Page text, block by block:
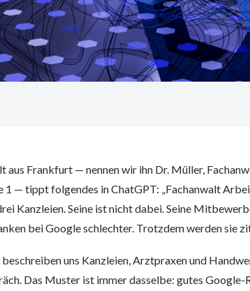
aus Frankfurt — nennen wir ihn Dr. Müller,
1 — tippt folgendes in ChatGPT: „Fachanwalt
Kanzleien. Seine ist nicht dabei. Seine
bei Google schlechter. Trotzdem werden sie
beschreiben uns Kanzleien, Arztpraxen und
Das Muster ist immer dasselbe: gutes